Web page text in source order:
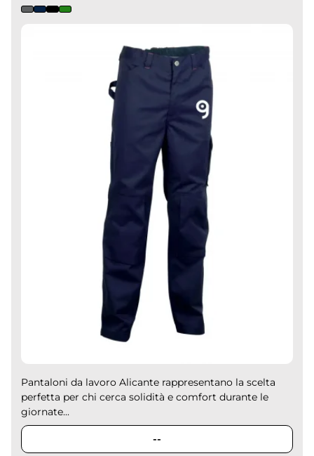
Pantaloni da lavoro Alicante rappresentano la scelta
perfetta per chi cerca solidità e comfort durante le
giornate...
--